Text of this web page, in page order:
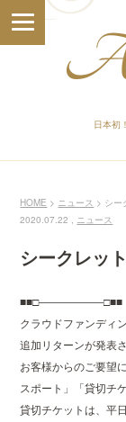
日本初
HOME ニュース
シー
2020.07.22 , ニュース
シークレッ
■■□――――――□■■
クラウドファンディ
追加リターンが発表
お客様からのご要望
スポート」「貸切チ
貸切チケットは、平